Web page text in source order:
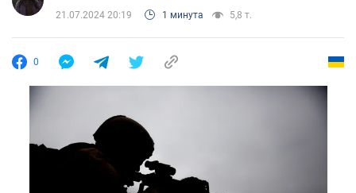
21.07.2024 20:19 1 минута 5,8 т.
0